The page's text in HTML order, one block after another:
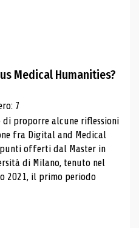
Medical Humanities?
7
di proporre alcune riflessioni
fra Digital and Medical
offerti dal Master in
di Milano, tenuto nel
2021, il primo periodo